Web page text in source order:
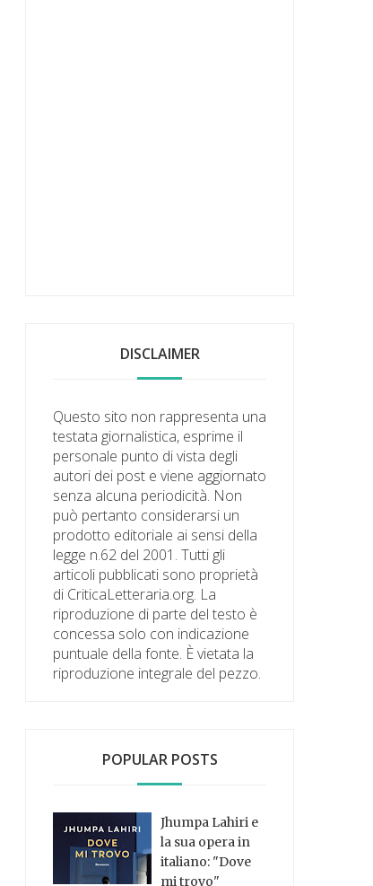
DISCLAIMER
Questo sito non rappresenta una
testata giornalistica, esprime il
personale punto di vista degli
autori dei post e viene aggiornato
senza alcuna periodicità. Non
può pertanto considerarsi un
prodotto editoriale ai sensi della
legge n.62 del 2001. Tutti gli
articoli pubblicati sono proprietà
di CriticaLetteraria.org. La
riproduzione di parte del testo è
concessa solo con indicazione
puntuale della fonte. È vietata la
riproduzione integrale del pezzo.
POPULAR POSTS
Jhumpa Lahiri e
la sua opera in
italiano: "Dove
mi trovo"